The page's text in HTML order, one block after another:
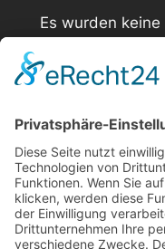
Es wurden